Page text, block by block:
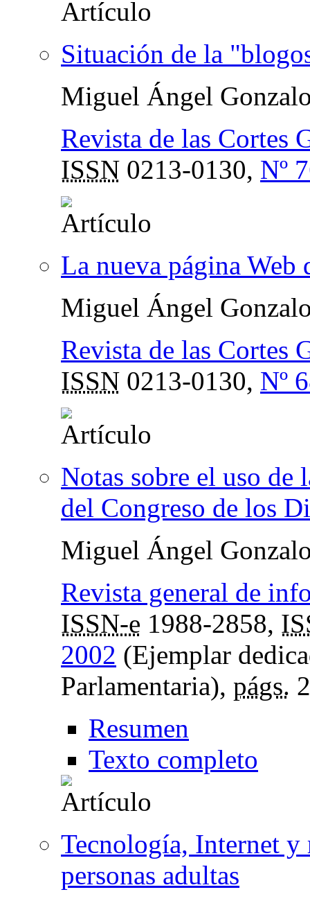
Situación de la
Miguel Ángel
Revista de las Cortes
ISSN 0213-0130, Nº
La nueva página Web
Miguel Ángel
Revista de las Cortes
ISSN 0213-0130, Nº
Notas sobre el uso de
del Congreso de los
Miguel Ángel
Revista general de
ISSN-e 1988-2858,
2002 (Ejemplar
Parlamentaria), págs.
Resumen
Texto completo
Tecnología, Internet y
personas adultas